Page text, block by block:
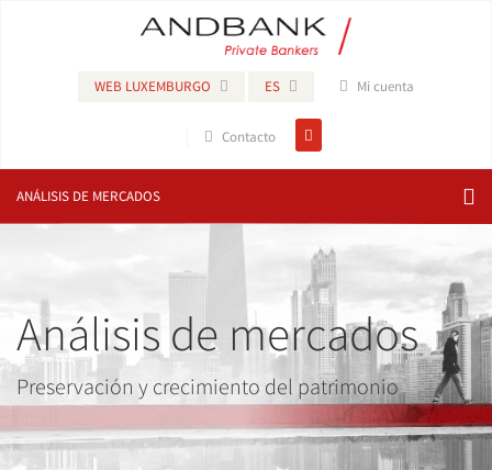
WEB LUXEMBURGO ES Mi cuenta
Contacto
ANÁLISIS DE MERCADOS
Análisis de mercados
Preservación y crecimiento del patrimonio